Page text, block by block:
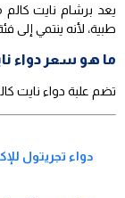
يعد برشام نايت
طبية، لأنه ينتمي إلى
ما هو سعر دواء
تضم علبة دواء نايت كالم 20 قرص، من تركيز 3 ملجم، يبلغ سعرها 33
دواء تجريتول